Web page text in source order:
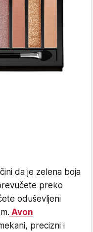
da je zelena boja
preko
oduševljeni
Avon
precizni i